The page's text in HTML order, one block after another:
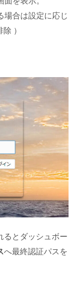
場合は設定に応じ
）
るとダッシュボー
へ最終認証パスを